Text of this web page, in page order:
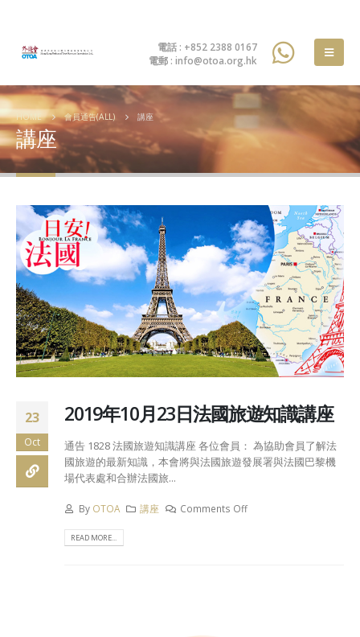
電話 : +852 2388 0167
電郵 : info@otoa.org.hk
HOME 會員通告(ALL) 講座
講座
23
Oct
2019年10月23日法國旅遊知識講座
通告 1828 法國旅遊知識講座 各位會員： 為協助會員了解法
國旅遊的最新知識，本會將與法國旅遊發展署與法國巴黎機
場代表處和合辦法國旅...
By OTOA 講座 Comments Off
READ MORE...